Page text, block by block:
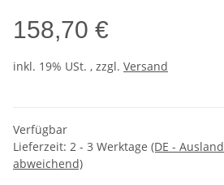
158,70 €
inkl. 19% USt. , zzgl. Versand
Verfügbar
Lieferzeit: 2 - 3 Werktage (DE - Ausland
abweichend)